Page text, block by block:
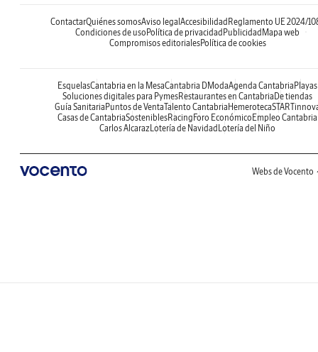
ContactarQuiénes somosAviso legalAccesibilidadReglamento UE 2024/
Condiciones de usoPolítica de privacidadPublicidadMapa web
Compromisos editorialesPolítica de cookies
EsquelasCantabria en la MesaCantabria DModaAgenda CantabriaPlayas
Soluciones digitales para PymesRestaurantes en CantabriaDe tiendas
Guía SanitariaPuntos de VentaTalento CantabriaHemeroteca
Casas de CantabriaSosteniblesRacingForo EconómicoEmpleo Cantabria
Carlos AlcarazLotería de NavidadLotería del Niño
Webs de Vocento